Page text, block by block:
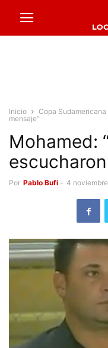
Inicio Copa Sudamericana
mensaje”
Mohamed:
Por Pablo Bufi - 4